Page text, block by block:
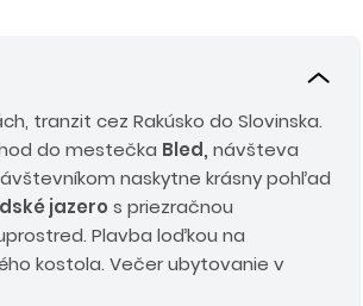
tranzit cez Rakúsko do Slovinska.
do mestečka Bled, návšteva
naskytne krásny pohľad
jazero s priezračnou
Plavba loďkou na
kostola. Večer ubytovanie v